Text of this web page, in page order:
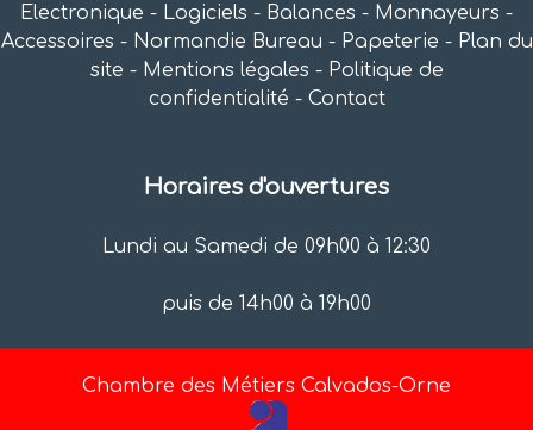
Electronique - Logiciels - Balances - Monnayeurs -
Accessoires - Normandie Bureau - Papeterie - Plan du
site - Mentions légales - Politique de
confidentialité - Contact
Horaires d'ouvertures
Lundi au Samedi de 09h00 à 12:30
puis de 14h00 à 19h00
Chambre des Métiers Calvados-Orne